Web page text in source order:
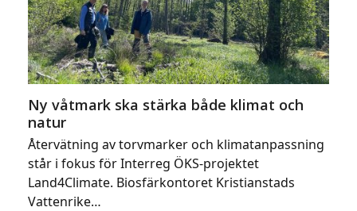
Ny våtmark ska stärka både klimat och
natur
Återvätning av torvmarker och klimatanpassning
står i fokus för Interreg ÖKS-projektet
Land4Climate. Biosfärkontoret Kristianstads
Vattenrike…